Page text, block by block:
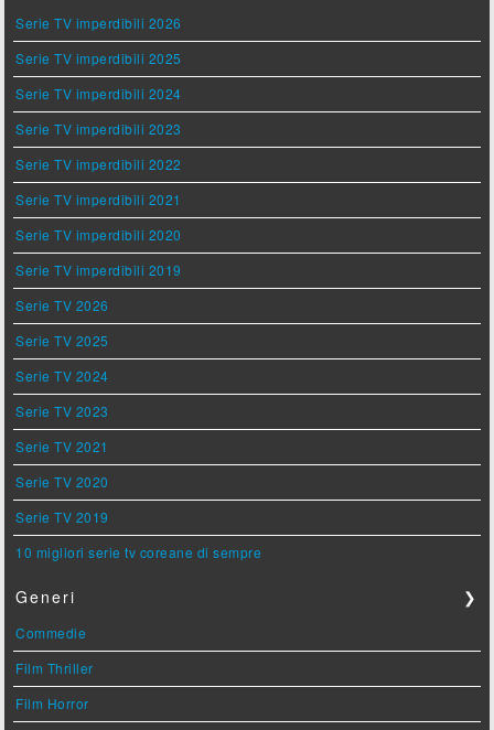
Serie TV imperdibili 2026
Serie TV imperdibili 2025
Serie TV imperdibili 2024
Serie TV imperdibili 2023
Serie TV imperdibili 2022
Serie TV imperdibili 2021
Serie TV imperdibili 2020
Serie TV imperdibili 2019
Serie TV 2026
Serie TV 2025
Serie TV 2024
Serie TV 2023
Serie TV 2021
Serie TV 2020
Serie TV 2019
10 migliori serie tv coreane di sempre
Generi ❯
Commedie
Film Thriller
Film Horror